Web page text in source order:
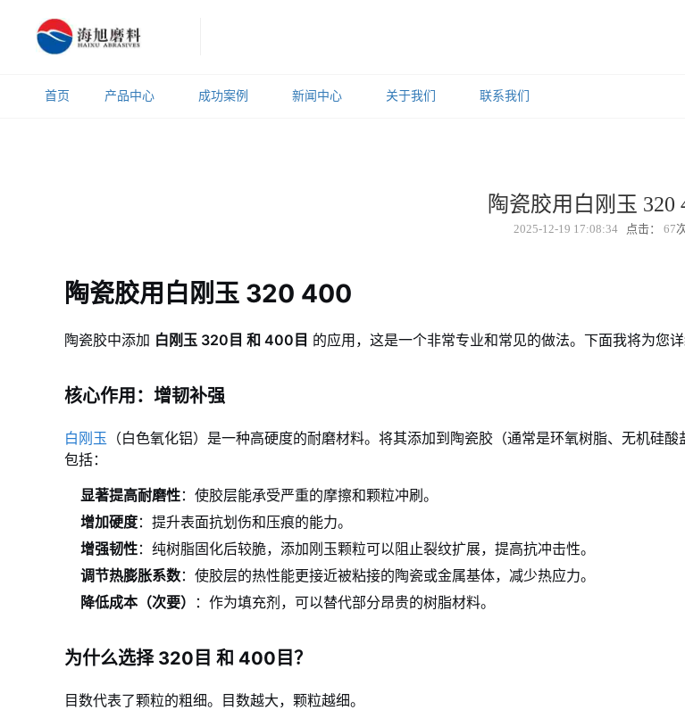
首页 产品中心 成功案例 新闻中心 关于我们 联系我们
陶瓷胶用白刚玉 320
2025-12-19 17:08:34点击： 67
陶瓷胶用白刚玉 320 400
陶瓷胶中添加 白刚玉 320目 和 400目 的应用，这是一个非常专业和常见的做法。下面我将为您
核心作用：增韧补强
白刚玉 （白色氧化铝）是一种高硬度的耐磨材料。将其添加到陶瓷胶（通常是环氧树脂、无机硅
包括：
显著提高耐磨性：使胶层能承受严重的摩擦和颗粒冲刷。
增加硬度：提升表面抗划伤和压痕的能力。
增强韧性：纯树脂固化后较脆，添加刚玉颗粒可以阻止裂纹扩展，提高抗冲击性。
调节热膨胀系数：使胶层的热性能更接近被粘接的陶瓷或金属基体，减少热应力。
降低成本（次要）
：作为填充剂，可以替代部分昂贵的树脂材料。
为什么选择 320目 和 400目？
目数代表了颗粒的粗细。目数越大，颗粒越细。